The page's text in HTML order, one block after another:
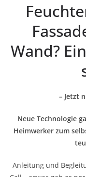
Wand?
– Jetzt
Neue Technologie
Heimwerker zum
Anleitung und